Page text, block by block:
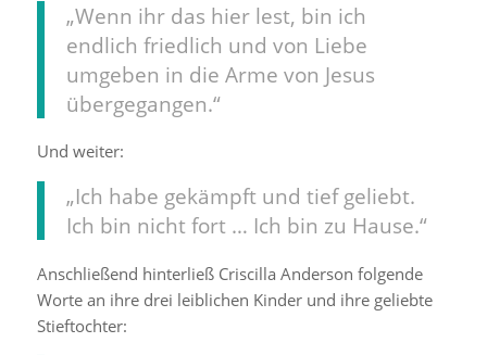
„Wenn ihr das hier lest, bin ich
endlich friedlich und von Liebe
umgeben in die Arme von Jesus
übergegangen.“
Und weiter:
„Ich habe gekämpft und tief geliebt.
Ich bin nicht fort … Ich bin zu Hause.“
Anschließend hinterließ Criscilla Anderson folgende
Worte an ihre drei leiblichen Kinder und ihre geliebte
Stieftochter: